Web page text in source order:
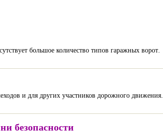
большое количество типов гаражных ворот.
и для других участников дорожного движения.
безопасности